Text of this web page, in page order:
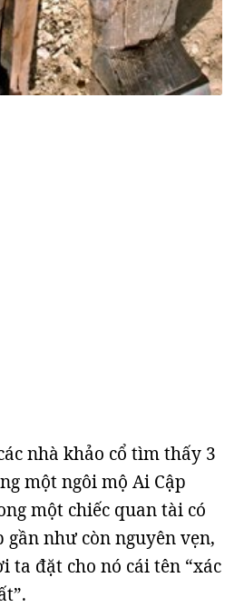
nhà khảo cổ tìm thấy 3
một ngôi mộ Ai Cập
một chiếc quan tài có
như còn nguyên vẹn,
ta đặt cho nó cái tên “xác